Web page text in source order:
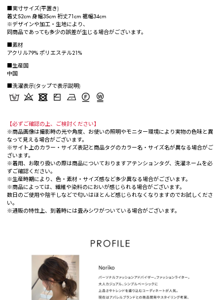
■実寸サイズ(平置き)
着丈52cm 身幅35cm 裄丈71cm 裾幅34cm
※デザインや加工・生地により、
同商品であっても多少の誤差が生じる場合がございます。
■素材
アクリル79% ポリエステル21%
■生産国
中国
■洗濯表示(タップで表示説明)
【必ずご確認の上、ご検討ください】
※商品画像は撮影時の光や角度、お使いの照明やモニター環境により実物の色味と異
なって見える場合がございます。
※サイト上のカラー・サイズ表記と商品タグのカラー名・サイズ名が異なる場合がご
ざいます。
※着用、お取り扱いの際は商品についておりますアテンションタグ、洗濯ネームを必
ずご確認ください。
※生産時期により、色・素材・サイズ感など多少異なる場合がございます。
※商品によっては、繊維や染料のにおいが感じられる場合がございます。
数日のご使用や陰干しなどで匂いはほとんど感じられなくなりますのでお試しくださ
い。
※通販の特性上、到着時には畳みシワがついている場合がございます。